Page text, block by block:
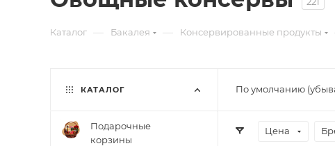
Каталог — Бакалея — Консервированные продукты
По умолчанию
Цена
КАТАЛОГ
Подарочные
корзины